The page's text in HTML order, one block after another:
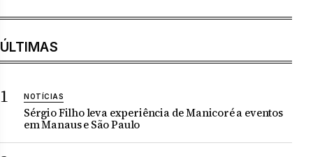
ÚLTIMAS
NOTÍCIAS
Sérgio Filho leva experiência de Manicoré a eventos
em Manaus e São Paulo